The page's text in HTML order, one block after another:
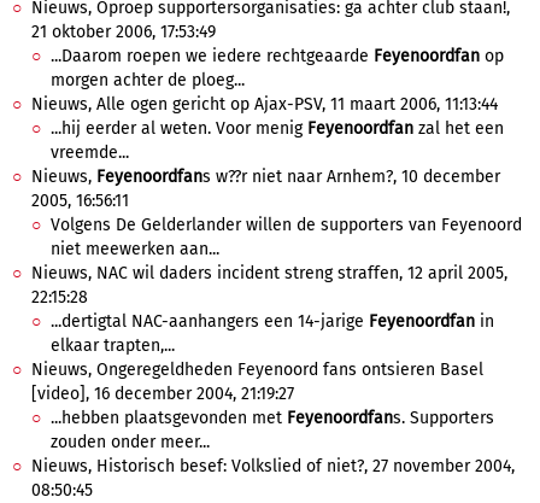
Nieuws, Oproep supportersorganisaties: ga achter club staan!,
21 oktober 2006, 17:53:49
...Daarom roepen we iedere rechtgeaarde Feyenoordfan op
morgen achter de ploeg...
Nieuws, Alle ogen gericht op Ajax-PSV, 11 maart 2006, 11:13:44
...hij eerder al weten. Voor menig Feyenoordfan zal het een
vreemde...
Nieuws, Feyenoordfans w??r niet naar Arnhem?, 10 december
2005, 16:56:11
Volgens De Gelderlander willen de supporters van Feyenoord
niet meewerken aan...
Nieuws, NAC wil daders incident streng straffen, 12 april 2005,
22:15:28
...dertigtal NAC-aanhangers een 14-jarige Feyenoordfan in
elkaar trapten,...
Nieuws, Ongeregeldheden Feyenoord fans ontsieren Basel
[video], 16 december 2004, 21:19:27
...hebben plaatsgevonden met Feyenoordfans. Supporters
zouden onder meer...
Nieuws, Historisch besef: Volkslied of niet?, 27 november 2004,
08:50:45